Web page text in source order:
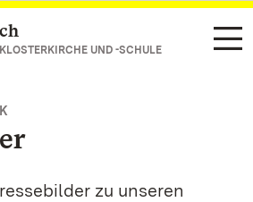
UND -SCHULE
zu unseren